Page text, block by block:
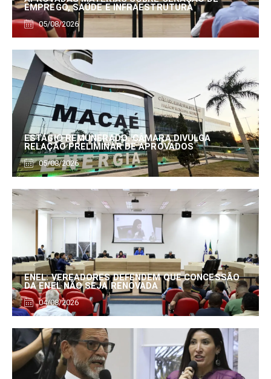
EMPREGO, SAÚDE E INFRAESTRUTURA
05/08/2026
ESTÁGIO REMUNERADO: CÂMARA DIVULGA
RELAÇÃO PRELIMINAR DE APROVADOS
05/08/2026
ENEL: VEREADORES DEFENDEM QUE CONCESSÃO
DA ENEL NÃO SEJA RENOVADA
04/08/2026